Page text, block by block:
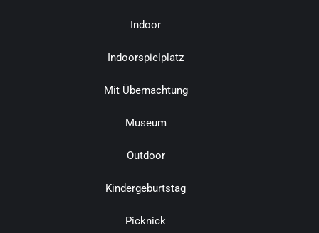
Indoor
Indoorspielplatz
Mit Übernachtung
Museum
Outdoor
Kindergeburtstag
Picknick